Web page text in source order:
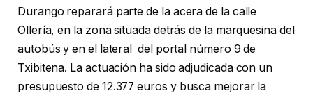
Durango reparará parte de la acera de la calle
Ollería, en la zona situada detrás de la marquesina del
autobús y en el lateral del portal número 9 de
Txibitena. La actuación ha sido adjudicada con un
presupuesto de 12.377 euros y busca mejorar la